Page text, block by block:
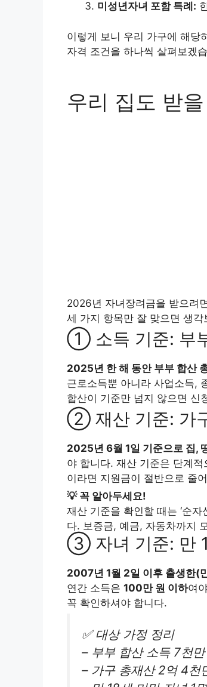
미성년자녀 포함 특례:
이렇게 보니 우리 가구에 해당
자격 조건을 하나씩 살펴보겠
우리 집도 받
2026년 자녀장려금을 받으려
세 가지 항목만 잘 맞으면 생
① 소득 기준: 부
2025년 한 해 동안 부부 합산
근로소득뿐 아니라 사업소득,
합산이 기준만 넘지 않으면 신
② 재산 기준: 가
2025년 6월 1일 기준으로 집,
야 합니다. 재산 기준은 단계
이라면 지원금이 절반으로 줄
💡 꼭 알아두세요!
재산 기준을 확인할 때는 ‘순
다. 보증금, 예금, 자동차까지
③ 자녀 기준: 만
2007년 1월 2일 이후 출생한(
연간 소득은 100만 원 이하여
꼭 확인하셔야 합니다.
✅ 대상 가정 정리
– 부부 합산 소득 7천
– 가구 총재산 2억 4천